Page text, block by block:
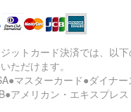
ットカード決済では、以
ただけます。
マスターカード●ダイナー
アメリカン・エキスプレス